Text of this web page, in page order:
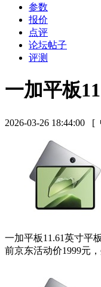
参数
报价
点评
论坛帖子
评测
一加平板
2026-03-26 18:44:00 [
一加平板11.61英寸平
前京东活动价1999元